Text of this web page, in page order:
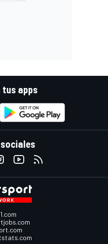
tus apps
sociales